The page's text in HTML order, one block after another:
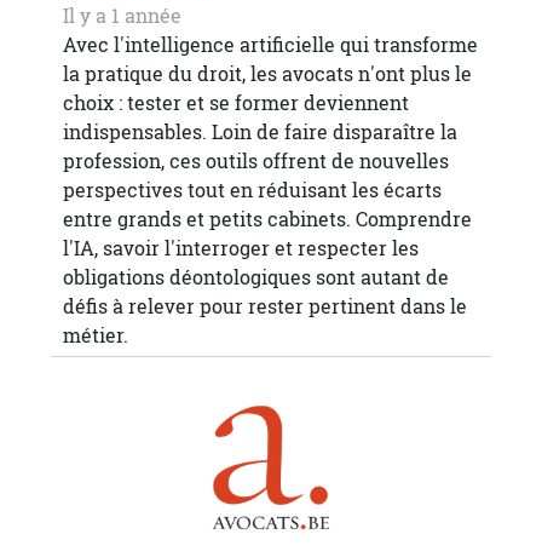
Il y a 1 année
Avec l'intelligence artificielle qui transforme
la pratique du droit, les avocats n'ont plus le
choix : tester et se former deviennent
indispensables. Loin de faire disparaître la
profession, ces outils offrent de nouvelles
perspectives tout en réduisant les écarts
entre grands et petits cabinets. Comprendre
l'IA, savoir l'interroger et respecter les
obligations déontologiques sont autant de
défis à relever pour rester pertinent dans le
métier.